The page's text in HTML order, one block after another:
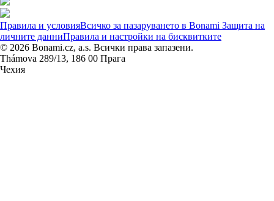
Правила и условияВсичко за пазаруването в Bonami Защита на
личните данниПравила и настройки на бисквитките
© 2026 Bonami.cz, a.s. Всички права запазени.
Thámova 289/13, 186 00 Прага
Чехия